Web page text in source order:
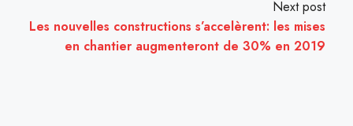
Next post
Les nouvelles constructions s’accelèrent: les mises
en chantier augmenteront de 30% en 2019